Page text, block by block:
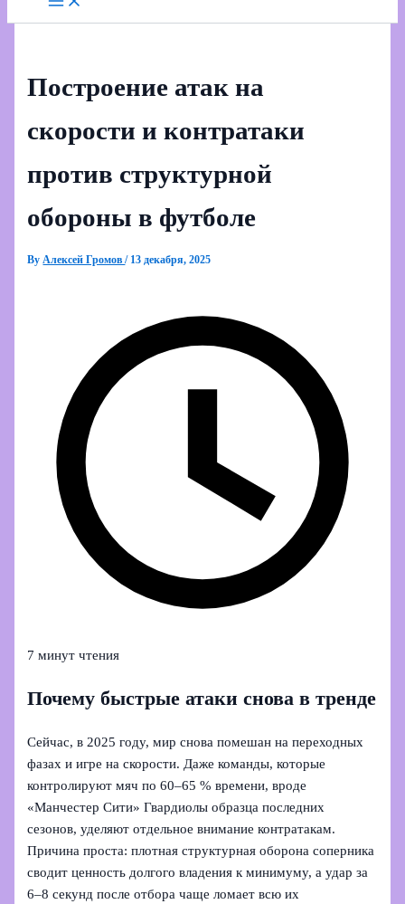
Построение атак на
скорости и контратаки
против структурной
обороны в футболе
By Алексей Громов/ 13 декабря, 2025
7 минут чтения
Почему быстрые атаки снова в тренде
Сейчас, в 2025 году, мир снова помешан на переходных
фазах и игре на скорости. Даже команды, которые
контролируют мяч по 60–65 % времени, вроде
«Манчестер Сити» Гвардиолы образца последних
сезонов, уделяют отдельное внимание контратакам.
Причина проста: плотная структурная оборона соперника
сводит ценность долгого владения к минимуму, а удар за
6–8 секунд после отбора чаще ломает всю их